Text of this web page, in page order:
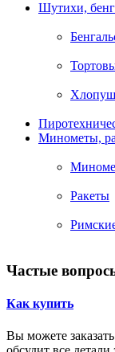
Шутихи,
Минометы,
Ракеты
Частые
Как купить
Вы можете